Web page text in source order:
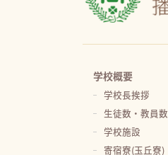
学校概要
学校長挨拶
生徒数・教員数
学校施設
寄宿寮(玉丘寮)